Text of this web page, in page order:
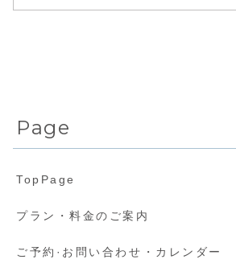
Page
TopPage
プラン・料金のご案内
ご予約·お問い合わせ・カレンダー